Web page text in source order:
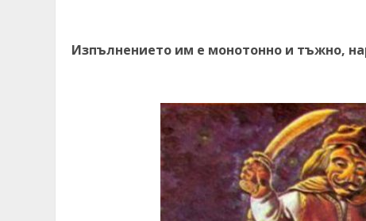
Изпълнението им е монотонно и тъжно,